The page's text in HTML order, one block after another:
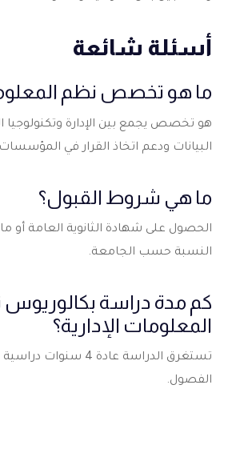
أسئلة شائعة
ما هو تخصص نظم
هو تخصص يجمع بين الإدارة وتكنولوجيا
البيانات ودعم اتخاذ القرار في
ما هي شروط القبول؟
الحصول على شهادة الثانوية العامة أو
النسبة حسب الجامعة.
كم مدة دراسة
المعلومات الإدارية؟
تستغرق الدراسة عادة 4
الفصول.